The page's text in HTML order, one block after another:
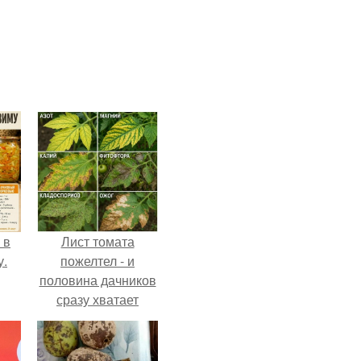
Лист томата
пожелтел - и
половина дачников
сразу хватает
удобрение.